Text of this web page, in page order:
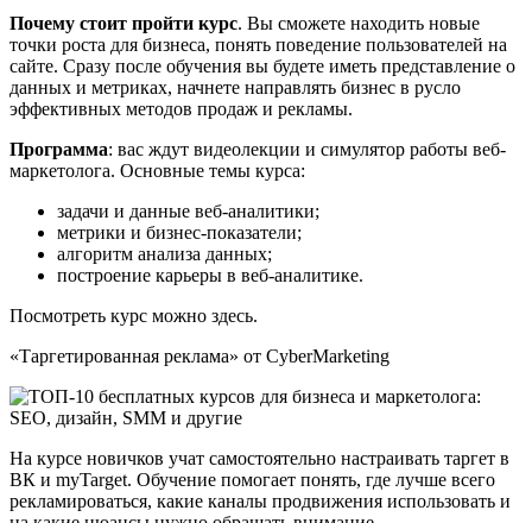
Почему стоит пройти курс. Вы сможете находить новые
точки роста для бизнеса, понять поведение пользователей на
сайте. Сразу после обучения вы будете иметь представление о
данных и метриках, начнете направлять бизнес в русло
эффективных методов продаж и рекламы.
Программа: вас ждут видеолекции и симулятор работы веб-
маркетолога. Основные темы курса:
задачи и данные веб-аналитики;
метрики и бизнес-показатели;
алгоритм анализа данных;
построение карьеры в веб-аналитике.
Посмотреть курс можно здесь.
«Таргетированная реклама» от CyberMarketing
На курсе новичков учат самостоятельно настраивать таргет в
ВК и myTarget. Обучение помогает понять, где лучше всего
рекламироваться, какие каналы продвижения использовать и